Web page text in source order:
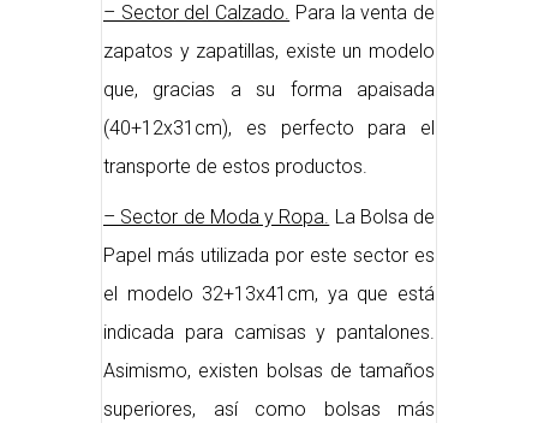
– Sector del Calzado. Para la venta de
zapatos y zapatillas, existe un modelo
que, gracias a su forma apaisada
(40+12x31cm), es perfecto para el
transporte de estos productos.
– Sector de Moda y Ropa. La Bolsa de
Papel más utilizada por este sector es
el modelo 32+13x41cm, ya que está
indicada para camisas y pantalones.
Asimismo, existen bolsas de tamaños
superiores, así como bolsas más